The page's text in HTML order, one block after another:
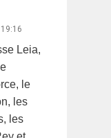
Leia,
le
les
les